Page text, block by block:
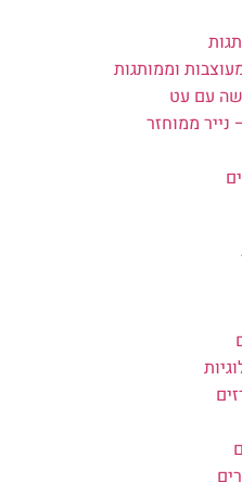
וממותגות
עם עט
ממוחזר